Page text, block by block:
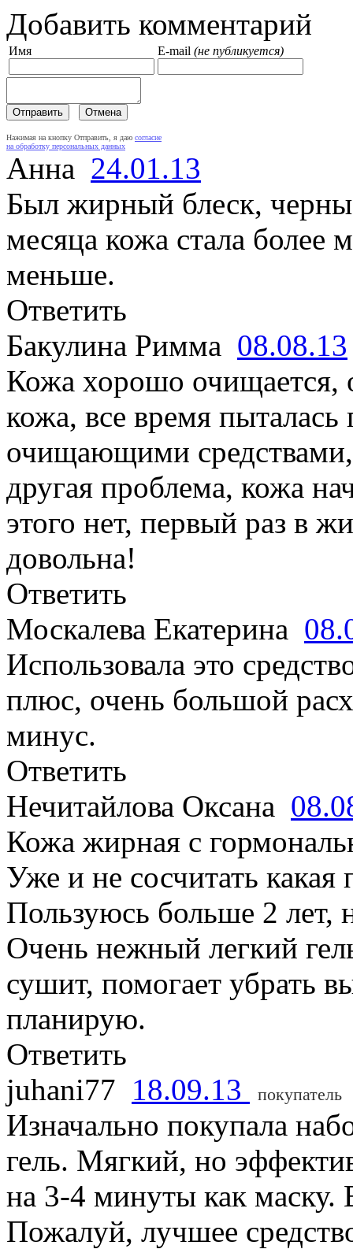
Добавить комментарий
Имя E-mail (не публикуется)
Нажимая на кнопку Отправить, я даю согласие
на обработку персональных данных
Анна 24.01.13
Был жирный блеск,
месяца кожа стала более
меньше.
Ответить
Бакулина Римма 08.08.13
Кожа хорошо очищается,
кожа, все время пыталась
очищающими средствами,
другая проблема, кожа
этого нет, первый раз в
довольна!
Ответить
Москалева Екатерина
Использовала это
плюс, очень большой
минус.
Ответить
Нечитайлова Оксана
Кожа жирная с
Уже и не сосчитать
Пользуюсь больше 2 лет,
Очень нежный легкий
сушит, помогает убрать
планирую.
Ответить
juhani77 18.09.13 покупатель
Изначально покупала
гель. Мягкий, но
на 3-4 минуты как маску.
Пожалуй, лучшее